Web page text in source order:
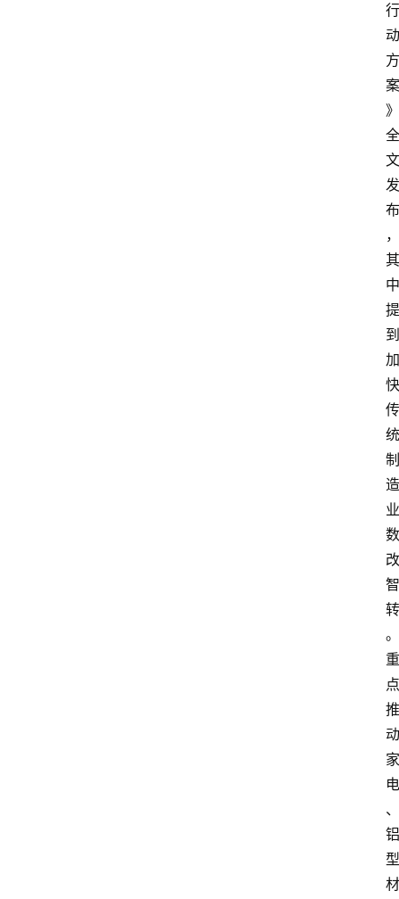
行
动
方
案
》
全
文
发
布
，
其
中
提
到
加
快
传
统
制
造
业
数
改
智
转
。
重
点
推
动
家
电
、
铝
型
材